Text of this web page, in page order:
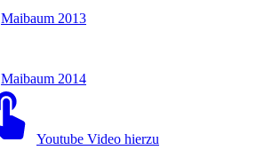
Maibaum 2013
Maibaum 2014
Youtube Video hierzu